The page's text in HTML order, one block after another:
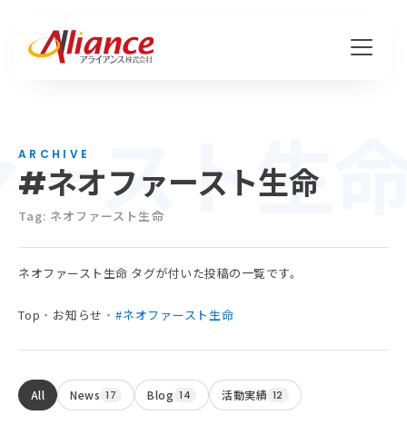
Mission・Vision・Value
会社概要
サービス
ハピワク・HR事業
保険代理店事業
スト生
ARCHIVE
#ネオファースト生命
Tag: ネオファースト生命
ネオファースト生命 タグが付いた投稿の一覧です。
Top ・ お知らせ ・#ネオファースト生命
All News 17 Blog 14 活動実績 12